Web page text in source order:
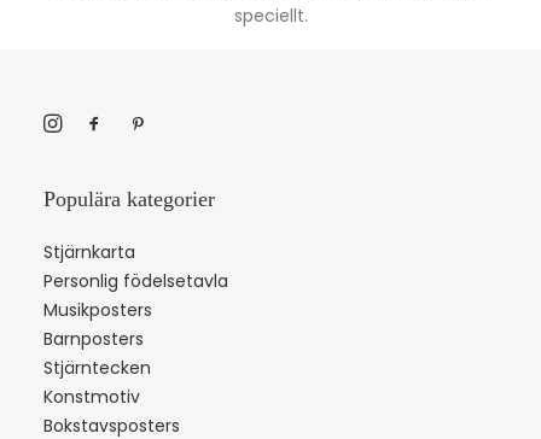
speciellt.
Populära kategorier
Stjärnkarta
Personlig födelsetavla
Musikposters
Barnposters
Stjärntecken
Konstmotiv
Bokstavsposters